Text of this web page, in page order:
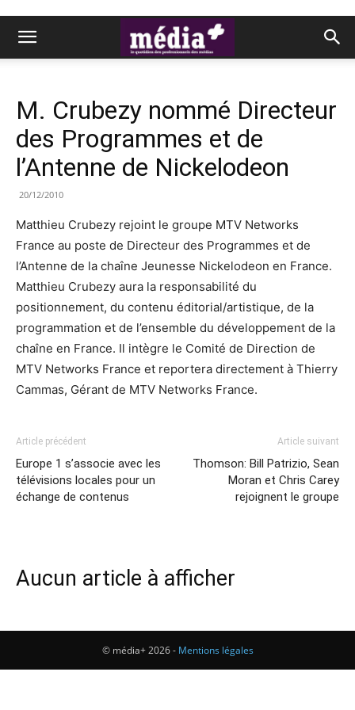
M. Crubezy nommé Directeur
des Programmes et de
l’Antenne de Nickelodeon
20/12/2010
Matthieu Crubezy rejoint le groupe MTV Networks
France au poste de Directeur des Programmes et de
l’Antenne de la chaîne Jeunesse Nickelodeon en France.
Matthieu Crubezy aura la responsabilité du
positionnement, du contenu éditorial/artistique, de la
programmation et de l’ensemble du développement de la
chaîne en France. Il intègre le Comité de Direction de
MTV Networks France et reportera directement à Thierry
Cammas, Gérant de MTV Networks France.
Article précédent
Europe 1 s’associe avec les
télévisions locales pour un
échange de contenus
Article suivant
Thomson: Bill Patrizio, Sean
Moran et Chris Carey
rejoignent le groupe
Aucun article à afficher
© média+ 2026 - Mentions légales